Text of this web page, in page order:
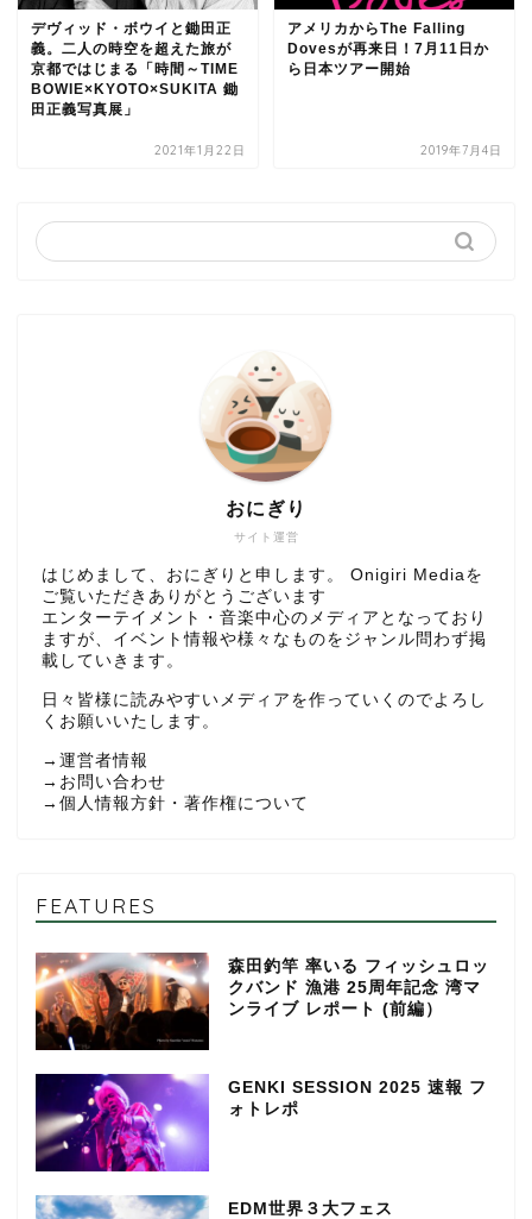
デヴィッド・ボウイと鋤田正
義。二人の時空を超えた旅が
京都ではじまる「時間～TIME
BOWIE×KYOTO×SUKITA 鋤
田正義写真展」
2021年1月22日
アメリカからThe Falling
Dovesが再来日！7月11日か
ら日本ツアー開始
2019年7月4日
サイト運営
おにぎり
はじめまして、おにぎりと申します。 Onigiri Mediaを
ご覧いただきありがとうございます
エンターテイメント・音楽中心のメディアとなっており
ますが、イベント情報や様々なものをジャンル問わず掲
載していきます。
日々皆様に読みやすいメディアを作っていくのでよろし
くお願いいたします。
→ 運営者情報
→ お問い合わせ
→ 個人情報方針・著作権について
FEATURES
森田釣竿 率いる フィッシュロッ
クバンド 漁港 25周年記念 湾マ
ンライブ レポート (前編）
GENKI SESSION 2025 速報 フ
ォトレポ
EDM世界３大フェス